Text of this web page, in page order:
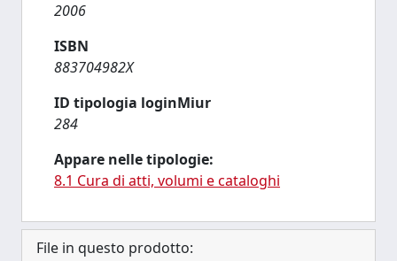
2006
ISBN
883704982X
ID tipologia loginMiur
284
Appare nelle tipologie:
8.1 Cura di atti, volumi e cataloghi
File in questo prodotto: